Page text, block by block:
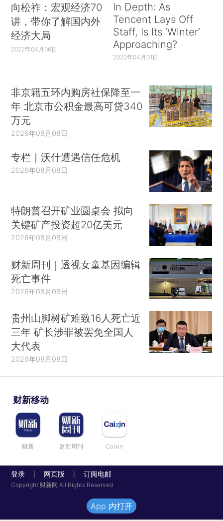
向松祚：宏观经济70
讲，带你了解国内外
经济大局
2022年04月06日
In Depth: As
Tencent Lays Off
Staff, Is Its ‘Winter’
Approaching?
2022年04月01日
非京籍五环内购房社保降至一
年 北京市公积金最高可贷340
万元
2026年08月08日
专栏｜沃什遭遇信任危机
2026年08月08日
特朗普召开矿业圆桌会 拟向
关键矿产投资超20亿美元
2026年08月08日
财新周刊｜透视女童基因编辑
死亡事件
2026年08月08日
贵州山脚树矿难致16人死亡近
三年 矿长涉罪被罢免全国人
大代表
2026年08月08日
财新移动
财新 财新周刊 Caixin
登录 网页版 订阅电邮
Copyright 财新网 All Rights Reserved
App 内打开